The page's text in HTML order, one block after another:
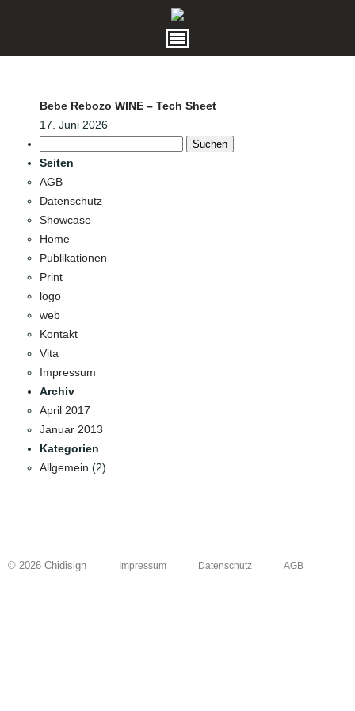
Bebe Rebozo WINE – Tech Sheet
17. Juni 2026
nach:
Seiten
AGB
Datenschutz
Showcase
Home
Publikationen
Print
logo
web
Kontakt
Vita
Impressum
Archiv
April 2017
Januar 2013
Kategorien
Allgemein (2)
Impressum Datenschutz AGB
© 2026 Chidisign